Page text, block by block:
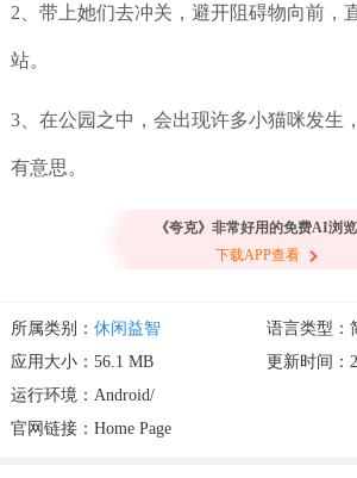
2、带上她们去冲关，避开阻碍物向前，
站。
3、在公园之中，会出现许多小猫咪发生
有意思。
《夸克》非常好用的免费AI浏
下载APP查看
所属类别： 休闲益智
语言类型：
应用大小：56.1 MB
更新时间：
运行环境：Android/
官网链接： Home Page